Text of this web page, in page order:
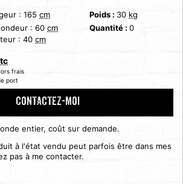
: 165 cm
: 60 cm
: 40 cm
Poids : 30 kg
Quantité :0
frais
port
CONTACTEZ-MOI
entier, coût sur demande.
à l'état vendu peut parfois être dans mes
pas à me contacter.